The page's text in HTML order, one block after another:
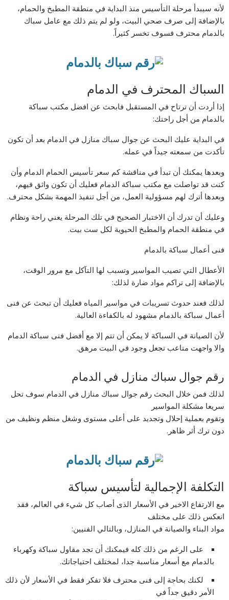
لأنه سيبدأ مرحلة التأسيس منذ البداية في منطقة المطبخ والحمام،
بالإضافة إلى صرف صحي البيت، ولو لم يتم ذلك مع عامل سباك
بالدمام محترف فسوف تخسر كثيراً.
السباك المحترف في الدمام
إذا أردت أن ترتاح في المستقبل فابحث عن افضل مكتب سباكة
بالدمام من أجل راحتك:
في البداية عليك البحث عن جوال سباك منازل في الدمام بعد أن تكون
تأكدت من سمعته جيداً في عمله.
وبعدها يمكنك أن تبدأ في مناقشة كم سعر تأسيس الحمام الدمام وأن
كنت قد تواصلت مع مكتب سباكة الدمام فعليك أن تكون واثق فيهم،
وبعدها أترك لهم مسؤولية العمل، من أجل تنفيذ المهمة بشكل محترف.
وعليك أن تدرك أن الاختبار الصحيح في تلك المرحلة يعني راحة ونظام
في منطقة الحمام والمطبخ الحيوية لكل ست بيت.
فنى أعمال سباكة بالدمام
الأعطال التي تصيب المواسير وتسبب لها التآكل مع مرور الوقت،
بالإضافة إلى تراكم مواد ضارة لذلك:
لذلك فعند حدوث تسريبات في مواسير المياه فعليك أن تبحث عن فنى
أعمال سباكة بالدمام مشهود له بالكفاءة العالية.
لأن الصيانة في السباكة لا يمكن أن تتم إلا مع أفضل فنى سباكة الدمام
والا واجهت متاعب تجعل وجود في البيت مرهق.
رقم جوال سباك منازل في الدمام
لذلك فمن خلال البحث رقم جوال سباك منازل في الدمام سوف تحل
سريعا مشكلة المواسير
وتقوم بعملية إحلال وتجديد على أعلى مستوى وشغل منظم ونظيف من
دون ترك أثر ظاهر.
التكلفة الإجمالية لتأسيس سباكة
مع الارتفاع الاخير في الأسعار الذى أصاب كل شيء في العالم، فقد
انعكس ذلك على مختلف
مواد البناء والصيانة في المنازل، وبالتالي الفنيين:
على الرغم من ذلك كله فيمكنك أن تجد مقاول سباكة وكهرباء
بالدمام مع أسعار مناسبة جدا، لمختلف احتياجاتك.
لكنك بحاجة إلى فنى محترف فلا تفكر فقط في الأسعار لأن ذلك
الأمر دقيق جداً في